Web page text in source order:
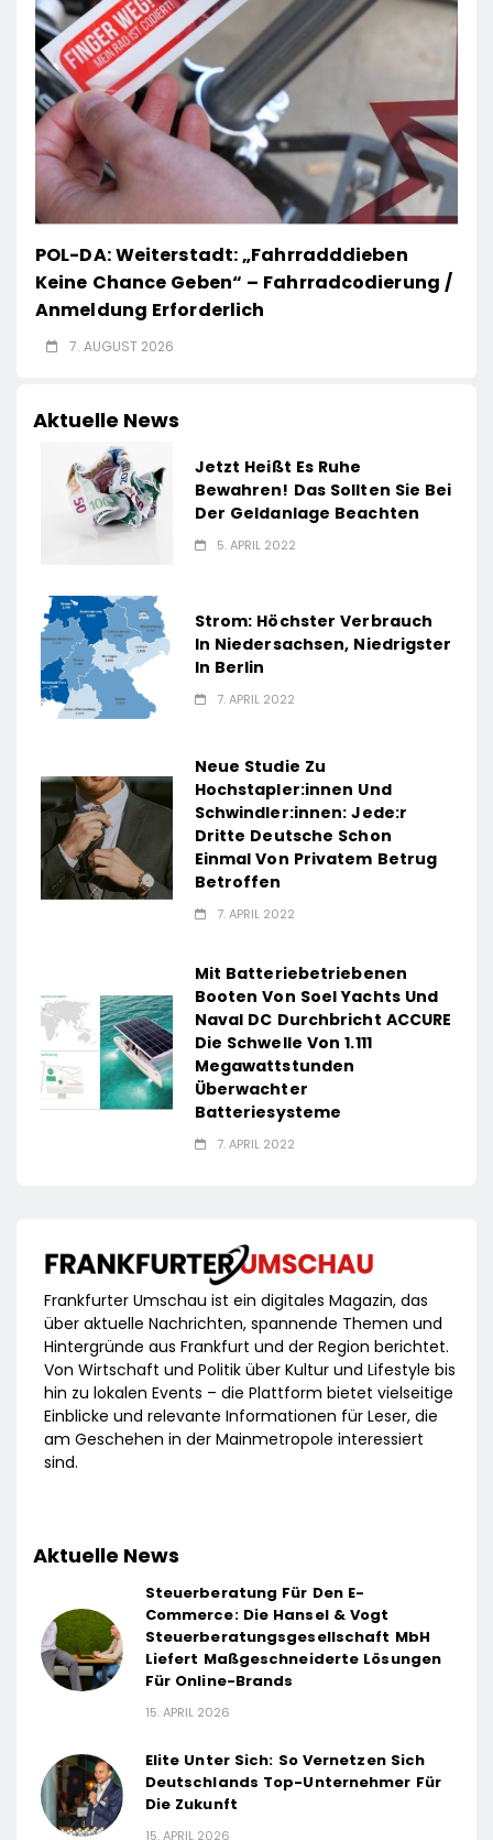
POL-DA: Weiterstadt: „Fahrradddieben
Keine Chance Geben“ – Fahrradcodierung /
Anmeldung Erforderlich
7. AUGUST 2026
Aktuelle News
Jetzt Heißt Es Ruhe
Bewahren! Das Sollten Sie Bei
Der Geldanlage Beachten
5. APRIL 2022
Strom: Höchster Verbrauch
In Niedersachsen, Niedrigster
In Berlin
7. APRIL 2022
Neue Studie Zu
Hochstapler:innen Und
Schwindler:innen: Jede:r
Dritte Deutsche Schon
Einmal Von Privatem Betrug
Betroffen
7. APRIL 2022
Mit Batteriebetriebenen
Booten Von Soel Yachts Und
Naval DC Durchbricht ACCURE
Die Schwelle Von 1.111
Megawattstunden
Überwachter
Batteriesysteme
7. APRIL 2022
Frankfurter Umschau ist ein digitales Magazin, das
über aktuelle Nachrichten, spannende Themen und
Hintergründe aus Frankfurt und der Region berichtet.
Von Wirtschaft und Politik über Kultur und Lifestyle bis
hin zu lokalen Events – die Plattform bietet vielseitige
Einblicke und relevante Informationen für Leser, die
am Geschehen in der Mainmetropole interessiert
sind.
Aktuelle News
Steuerberatung Für Den E-
Commerce: Die Hansel & Vogt
Steuerberatungsgesellschaft MbH
Liefert Maßgeschneiderte Lösungen
Für Online-Brands
15. APRIL 2026
Elite Unter Sich: So Vernetzen Sich
Deutschlands Top-Unternehmer Für
Die Zukunft
15. APRIL 2026